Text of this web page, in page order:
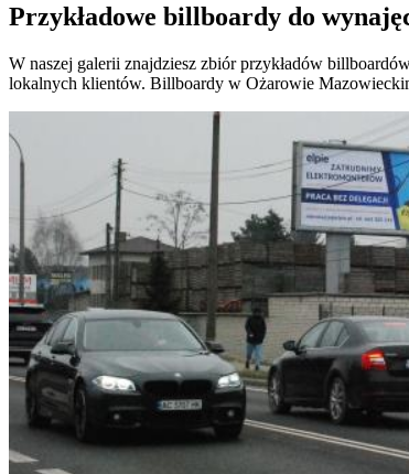
Przykładowe billboardy do
W naszej galerii znajdziesz zbiór przykładów
lokalnych klientów. Billboardy w Ożarowie